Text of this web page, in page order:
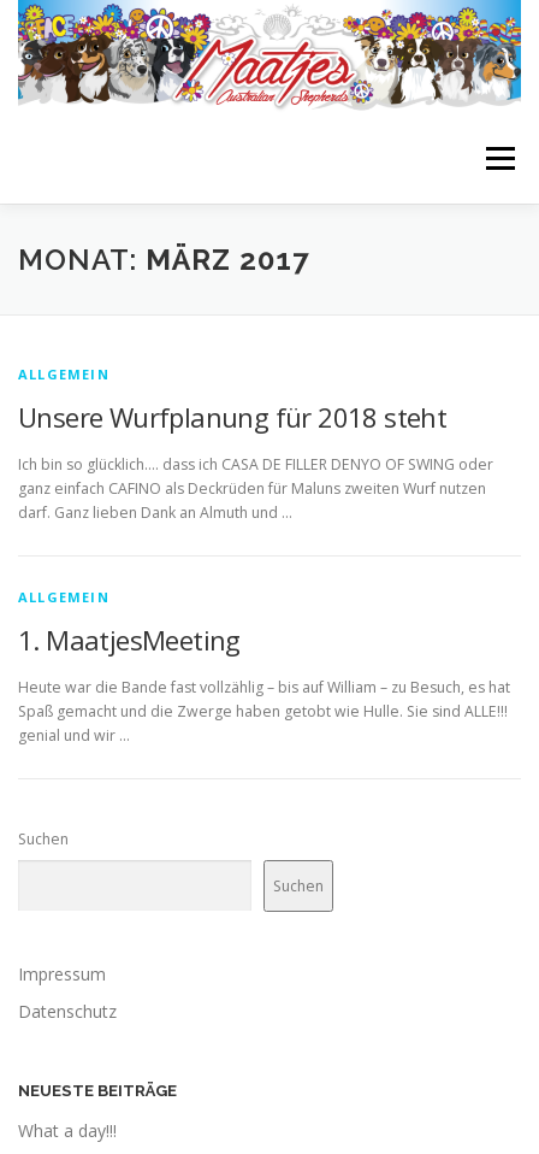
Zum
Inhalt
springen
Menü
STARTSEITE BIENES BLOG
LINKLIST
MONAT: MÄRZ 2017
ALLGEMEIN
Unsere Wurfplanung für 2018 steht
Ich bin so glücklich…. dass ich CASA DE FILLER DENYO OF SWING oder
ganz einfach CAFINO als Deckrüden für Maluns zweiten Wurf nutzen
darf. Ganz lieben Dank an Almuth und …
ALLGEMEIN
1. MaatjesMeeting
Heute war die Bande fast vollzählig – bis auf William – zu Besuch, es hat
Spaß gemacht und die Zwerge haben getobt wie Hulle. Sie sind ALLE!!!
genial und wir …
Suchen
Suchen
Impressum
Datenschutz
NEUESTE BEITRÄGE
What a day!!!